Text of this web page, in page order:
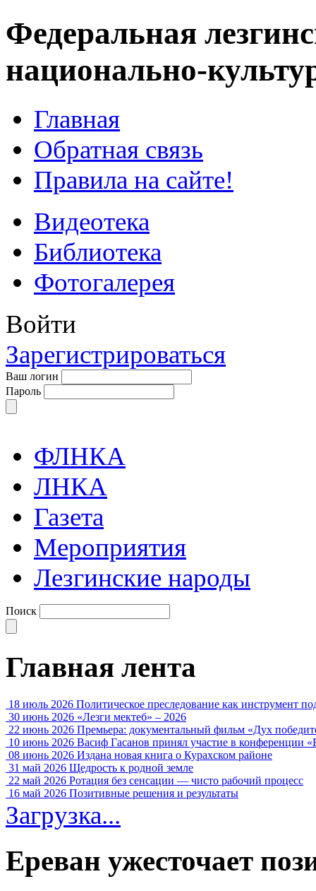
Федеральная
национально-
Главная
Обратная связь
Правила на сайте!
Видеотека
Библиотека
Фотогалерея
Войти
Зарегистрироваться
Ваш логин
Пароль
ФЛНКА
ЛНКА
Газета
Мероприятия
Лезгинские народы
Поиск
Главная лента
18 июль 2026 Политическое преследование как инструмент
30 июнь 2026 «Лезги мектеб» – 2026
22 июнь 2026 Премьера: документальный фильм «Дух
10 июнь 2026 Васиф Гасанов принял участие в конференции
08 июнь 2026 Издана новая книга о Курахском районе
31 май 2026 Щедрость к родной земле
22 май 2026 Ротация без сенсации — чисто рабочий процесс
16 май 2026 Позитивные решения и результаты
Загрузка...
Ереван ужесточает